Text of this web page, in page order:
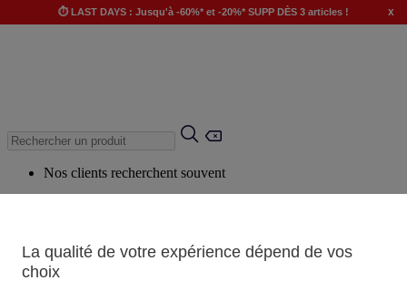
⏱️ LAST DAYS : Jusqu'à -60%* et -20%* SUPP DÈS 3 articles ! x
Nos clients recherchent souvent
Produits suggérés
Voir tous les produits
La qualité de votre expérience dépend de vos
choix